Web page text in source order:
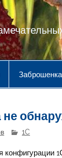
Заброшенка
не
1C
конфигурации